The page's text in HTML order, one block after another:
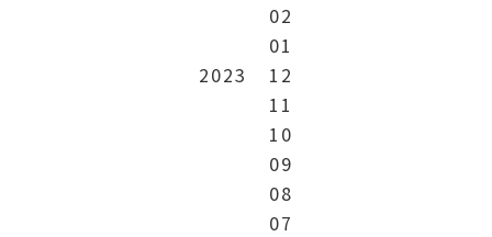
02
01
2023
12
11
10
09
08
07